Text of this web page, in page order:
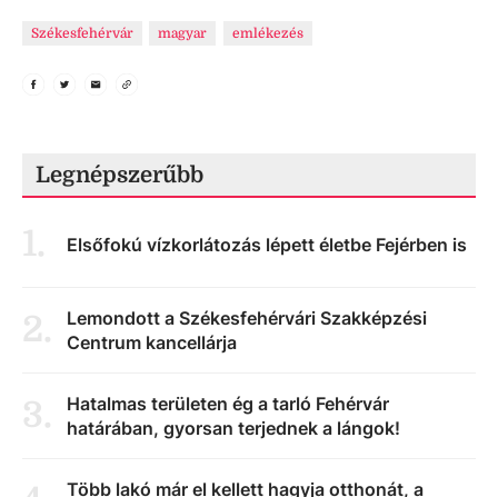
Székesfehérvár magyar emlékezés
Legnépszerűbb
1. Elsőfokú vízkorlátozás lépett életbe Fejérben is
2.
Lemondott a Székesfehérvári Szakképzési
Centrum kancellárja
3.
Hatalmas területen ég a tarló Fehérvár
határában, gyorsan terjednek a lángok!
Több lakó már el kellett hagyja otthonát, a